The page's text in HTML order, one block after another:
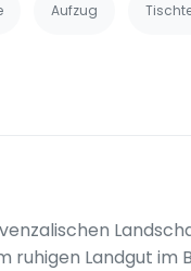
Aufzug
ruhigen Landgut im